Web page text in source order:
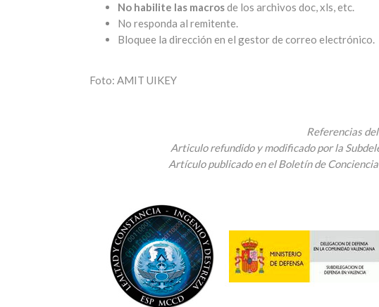
No habilite las macrosde los archivos doc, xls, etc.
No responda al remitente.
Bloquee la dirección en el gestor de correo electrónico.
Foto: AMIT UIKEY
Referencias
Articulo refundido y modificado por la
Artículo publicado en el Boletín de